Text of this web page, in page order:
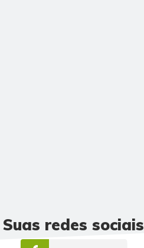
Suas redes sociais